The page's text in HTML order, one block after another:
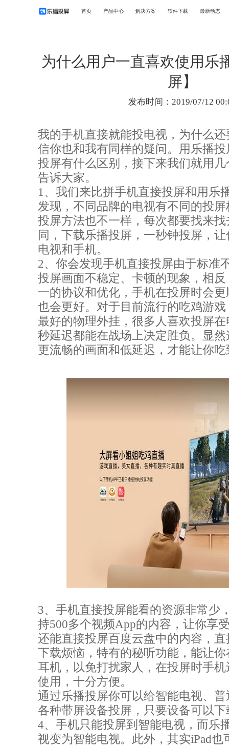
首页 产品中心 解决方案 软件下载 最新动态
为什么用户一直喜欢使用乐
屏】
发布时间：2019/07/12
我的手机直接就能投电视，为什么
信你也和我有同样的疑问。用乐播
投屏有什么区别，接下来我们就用
告诉大家。
1、我们来比拼手机直接投屏和用乐
发现，不同品牌的电视有不同的投
投屏方法也不一样，每次都要找来
同，下载乐播投屏，一秒钟投屏，
电视和手机。
2、你会发现手机直接投屏由于标准
投屏画面不稳定、卡顿的现象，相
一的协议和优化，手机在投屏时会
也会更好。对于目前流行的吃鸡游
最好的物理外挂，很多人喜欢投屏
秒延迟都能在战场上决定胜负。显
更流畅的画面和低延迟，才能让你吃
3、手机直接投屏能看的资源非常少
持500多个视频App的内容，让你享
还能直接投屏百度云盘中的内容，
下载烦恼，特有的秘听功能，能让
耳机，以免打扰家人，在投屏时手
使用，十分方便。
通过乐播投屏你可以给智能电视、
各种带屏设备投屏，只要设备可以
4、手机只能投屏到智能电视，而乐
视变为智能电视。此外，其实iPad也